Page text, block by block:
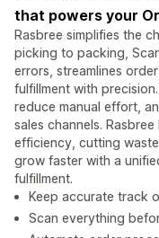
that powers your
Rasbree simplifies the
picking to packing,
errors, streamlines
fulfillment with
reduce manual effort,
sales channels.
efficiency, cutting
grow faster with a
fulfillment.
Keep accurate track
Scan everything